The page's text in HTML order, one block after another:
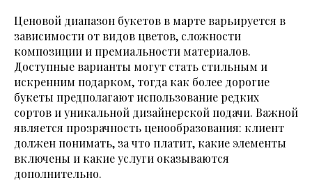
Ценовой диапазон букетов в марте варьируется в
зависимости от видов цветов, сложности
композиции и премиальности материалов.
Доступные варианты могут стать стильным и
искренним подарком, тогда как более дорогие
букеты предполагают использование редких
сортов и уникальной дизайнерской подачи. Важной
является прозрачность ценообразования: клиент
должен понимать, за что платит, какие элементы
включены и какие услуги оказываются
дополнительно.